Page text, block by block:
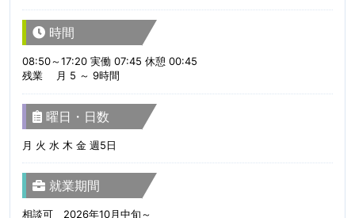
時間
08:50～17:20 実働 07:45 休憩 00:45
残業 月 5 ～ 9時間
曜日・日数
月 火 水 木 金 週5日
就業期間
相談可 2026年10月中旬～